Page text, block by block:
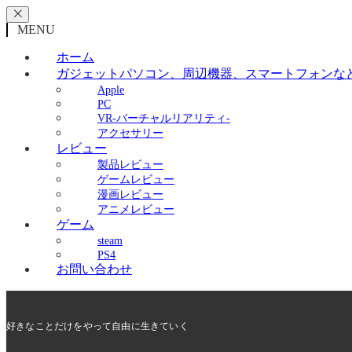
MENU
ホーム
ガジェット パソコン、周辺機器、スマートフォンな
Apple
PC
VR-バーチャルリアリティ-
アクセサリー
レビュー
製品レビュー
ゲームレビュー
漫画レビュー
アニメレビュー
ゲーム
steam
PS4
お問い合わせ
好きなことだけをやって自由に生きていく